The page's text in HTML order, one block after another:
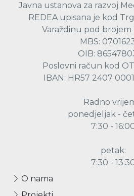
Javna ustanova za razvoj
REDEA upisana je kod
Varaždinu pod brojem
MBS:
OIB:
Poslovni račun kod
IBAN: HR57 2407
Radno
ponedjeljak -
7:30 -
petak:
7:30 -
O nama